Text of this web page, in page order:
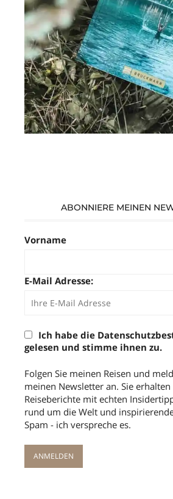
ABONNIERE MEINEN
Vorname
E-Mail Adresse:
Ich habe die
gelesen und stimme ihnen zu.
Folgen Sie meinen Reisen und
meinen Newsletter an. Sie
Reiseberichte mit echten
rund um die Welt und
Spam - ich verspreche es.